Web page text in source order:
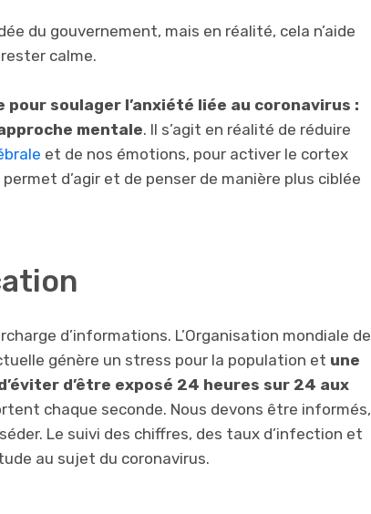
du gouvernement, mais en réalité, cela n’aide
calme.
soulager l’anxiété liée au coronavirus :
mentale. Il s’agit en réalité de réduire
et de nos émotions, pour activer le cortex
d’agir et de penser de manière plus ciblée
d’informations. L’Organisation mondiale de
génère un stress pour la population et une
d’être exposé 24 heures sur 24 aux
chaque seconde. Nous devons être informés,
Le suivi des chiffres, des taux d’infection et
au sujet du coronavirus.